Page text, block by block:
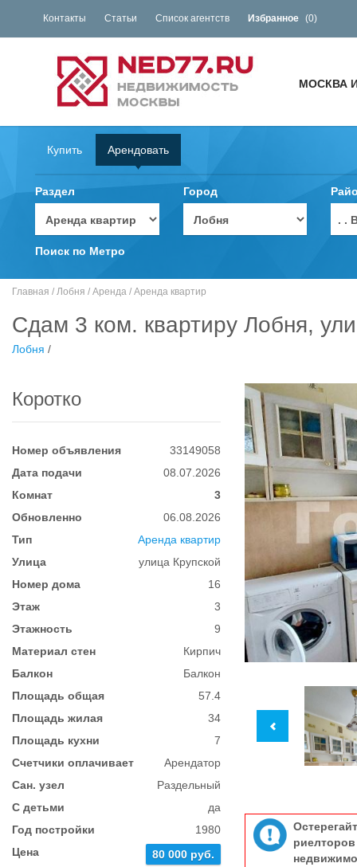
Контакты Статьи Список агентств Избранное (0)
МОСКВА
Купить Арендовать
Раздел Город
. .
Поиск по Метро
Главная / Лобня / Аренда / Аренда квартир
Сдам 3 ком. квартиру Лобня,
Лобня /
Коротко
Номер объявления
33149058
Дата подачи
08.07.2026
Комнат
3
Обновленно
06.08.2026
Тип
Аренда квартир
Улица
улица Крупской
Номер дома
16
Этаж
3
Этажность
9
Материал стен
Кирпич
Балкон
Балкон
Площадь общая
57.4
Площадь жилая
34
Площадь кухни
7
Счетчики оплачивает
Арендатор
Сан. узел
Раздельный
С детьми
да
Год постройки
1980
Цена
80 000 руб.